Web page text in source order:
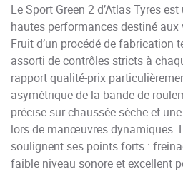
Le Sport Green 2 d’Atlas Tyres
hautes performances destiné
Fruit d’un procédé de fabrication
assorti de contrôles stricts à
rapport qualité-prix
asymétrique de la bande de
précise sur chaussée sèche et
lors de manœuvres dynamiques.
soulignent ses points forts :
faible niveau sonore et excellent